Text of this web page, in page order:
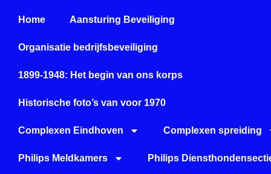
Home Aansturing Beveiliging
Organisatie bedrijfsbeveiliging
1899-1948: Het begin van ons korps
Historische foto’s van voor 1970
Complexen Eindhoven Complexen spreiding
Philips Meldkamers Philips